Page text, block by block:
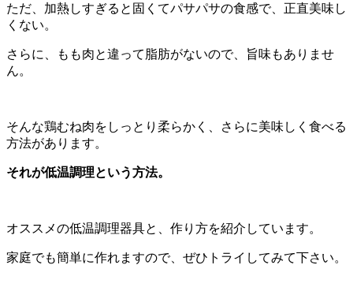
ただ、加熱しすぎると固くてパサパサの食感で、正直美味し
くない。
さらに、もも肉と違って脂肪がないので、旨味もありませ
ん。
そんな鶏むね肉をしっとり柔らかく、さらに美味しく食べる
方法があります。
それが低温調理という方法。
オススメの低温調理器具と、作り方を紹介しています。
家庭でも簡単に作れますので、ぜひトライしてみて下さい。